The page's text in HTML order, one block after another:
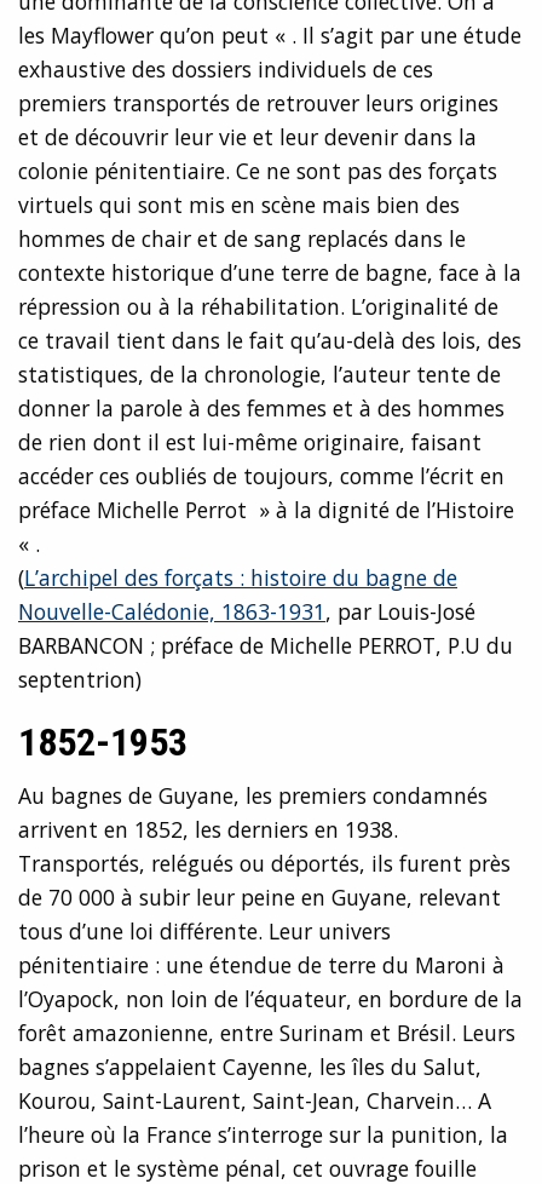
les Mayflower qu’on peut « . Il s’agit par une étude
exhaustive des dossiers individuels de ces
premiers transportés de retrouver leurs origines
et de découvrir leur vie et leur devenir dans la
colonie pénitentiaire. Ce ne sont pas des forçats
virtuels qui sont mis en scène mais bien des
hommes de chair et de sang replacés dans le
contexte historique d’une terre de bagne, face à la
répression ou à la réhabilitation. L’originalité de
ce travail tient dans le fait qu’au-delà des lois, des
statistiques, de la chronologie, l’auteur tente de
donner la parole à des femmes et à des hommes
de rien dont il est lui-même originaire, faisant
accéder ces oubliés de toujours, comme l’écrit en
préface Michelle Perrot » à la dignité de l’Histoire
« .
(L’archipel des forçats : histoire du bagne de
Nouvelle-Calédonie, 1863-1931, par Louis-José
BARBANCON ; préface de Michelle PERROT, P.U du
septentrion)
1852-1953
Au bagnes de Guyane, les premiers condamnés
arrivent en 1852, les derniers en 1938.
Transportés, relégués ou déportés, ils furent près
de 70 000 à subir leur peine en Guyane, relevant
tous d’une loi différente. Leur univers
pénitentiaire : une étendue de terre du Maroni à
l’Oyapock, non loin de l’équateur, en bordure de la
forêt amazonienne, entre Surinam et Brésil. Leurs
bagnes s’appelaient Cayenne, les îles du Salut,
Kourou, Saint-Laurent, Saint-Jean, Charvein… A
l’heure où la France s’interroge sur la punition, la
prison et le système pénal, cet ouvrage fouille